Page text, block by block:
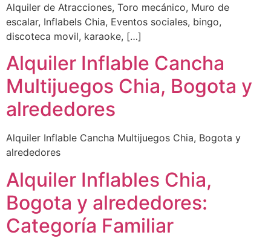
Alquiler de Atracciones, Toro mecánico, Muro de
escalar, Inflabels Chia, Eventos sociales, bingo,
discoteca movil, karaoke, […]
Alquiler Inflable Cancha
Multijuegos Chia, Bogota y
alrededores
Alquiler Inflable Cancha Multijuegos Chia, Bogota y
alrededores
Alquiler Inflables Chia,
Bogota y alrededores:
Categoría Familiar